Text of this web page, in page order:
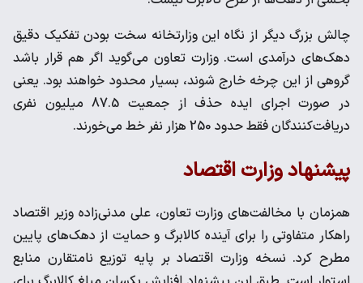
چالش بزرگ دیگر از نگاه این وزارتخانه سخت بودن تفکیک دقیق
دهک‌های درآمدی است. وزارت تعاون می‌گوید اگر هم قرار باشد
گروهی از این چرخه خارج شوند، بسیار محدود خواهند بود. یعنی
در صورت اجرای ایده حذف از جمعیت 87.5 میلیون نفری
دریافت‌کنندگان فقط حدود 250 هزار نفر خط می‌خورند.
پیشنهاد وزارت اقتصاد
همزمان با مخالفت‌های وزارت تعاون، علی مدنی‌زاده وزیر اقتصاد
راهکار متفاوتی را برای آینده کالابرگ و حمایت از دهک‌های پایین
مطرح کرد. نسخه وزارت اقتصاد بر پایه توزیع نامتقارن منابع